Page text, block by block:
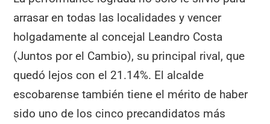
arrasar en todas las localidades y vencer
holgadamente al concejal Leandro Costa
(Juntos por el Cambio), su principal rival, que
quedó lejos con el 21.14%. El alcalde
escobarense también tiene el mérito de haber
sido uno de los cinco precandidatos más